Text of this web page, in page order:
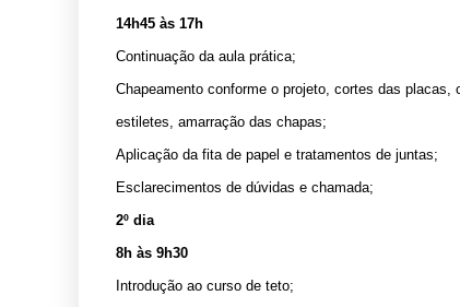
14h45 às 17h
Continuação da aula prática;
Chapeamento conforme o projeto, cortes das
estiletes, amarração das chapas;
Aplicação da fita de papel e tratamentos de juntas;
Esclarecimentos de dúvidas e chamada;
2º dia
8h às 9h30
Introdução ao curso de teto;